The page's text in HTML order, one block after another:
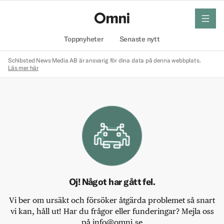
Toppnyheter Senaste nytt
meny
Schibsted News Media AB är ansvarig för dina data på denna webbplats.
Läs mer här
Oj! Något har gått fel.
Vi ber om ursäkt och försöker åtgärda problemet så snart
vi kan, håll ut! Har du frågor eller funderingar? Mejla oss